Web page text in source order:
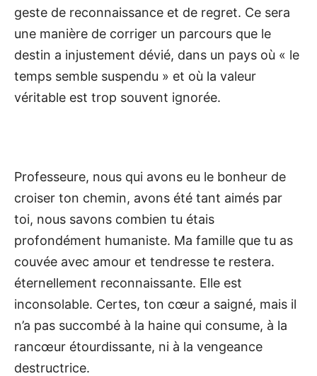
geste de reconnaissance et de regret. Ce sera
une manière de corriger un parcours que le
destin a injustement dévié, dans un pays où « le
temps semble suspendu » et où la valeur
véritable est trop souvent ignorée.
Professeure, nous qui avons eu le bonheur de
croiser ton chemin, avons été tant aimés par
toi, nous savons combien tu étais
profondément humaniste. Ma famille que tu as
couvée avec amour et tendresse te restera.
éternellement reconnaissante. Elle est
inconsolable. Certes, ton cœur a saigné, mais il
n’a pas succombé à la haine qui consume, à la
rancœur étourdissante, ni à la vengeance
destructrice.